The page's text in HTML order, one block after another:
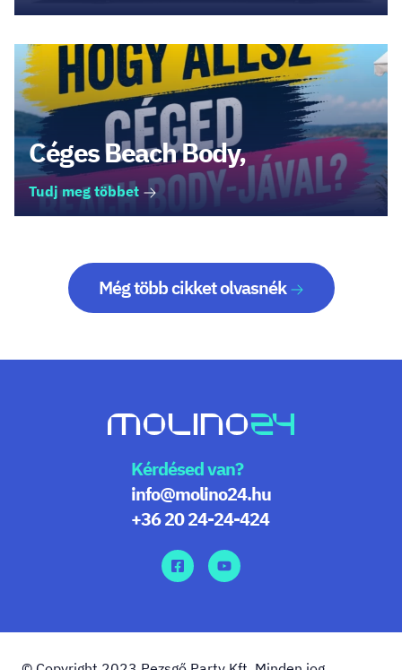
Céges Beach Body,
Tudj meg többet
Még több cikket olvasnék
Kérdésed van?
info@molino24.hu
+36 20 24-24-424